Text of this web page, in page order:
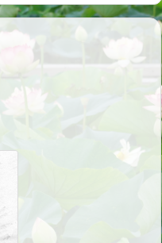
サイド

前へ